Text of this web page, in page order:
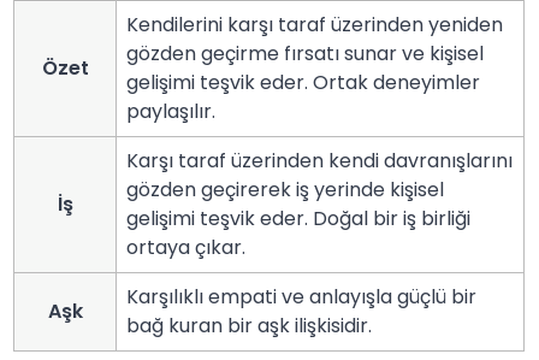
Özet
Kendilerini karşı taraf üzerinden yeniden
gözden geçirme fırsatı sunar ve kişisel
gelişimi teşvik eder. Ortak deneyimler
paylaşılır.
İş
Karşı taraf üzerinden kendi davranışlarını
gözden geçirerek iş yerinde kişisel
gelişimi teşvik eder. Doğal bir iş birliği
ortaya çıkar.
Aşk
Karşılıklı empati ve anlayışla güçlü bir
bağ kuran bir aşk ilişkisidir.